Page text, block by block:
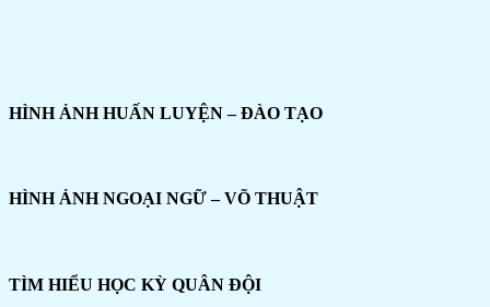
HÌNH ẢNH HUẤN LUYỆN – ĐÀO TẠO
HÌNH ẢNH NGOẠI NGỮ – VÕ THUẬT
TÌM HIỂU HỌC KỲ QUÂN ĐỘI